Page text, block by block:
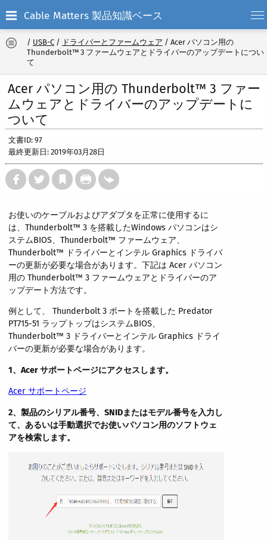
Cable Matters 製品知識ベース
/ USB-C / ドライバーとファームウェア / Acer パソコン用の
Thunderbolt™ 3 ファームウェアとドライバーのアップデートについ
て
Acer パソコン用の Thunderbolt™ 3 ファー
ムウェアとドライバーのアップデートに
ついて
文書ID: 97
最終更新日: 2019年03月28日
お使いのケーブルおよびアダプタを正常に使用するに
は、Thunderbolt™ 3 を搭載したWindows パソコンはシ
ステムBIOS、Thunderbolt™ ファームウェア、
Thunderbolt™ ドライバーとインテル Graphics ドライバ
ーの更新が必要な場合があります。下記は Acer パソコン
用の Thunderbolt™ 3 ファームウェアとドライバーのア
ップデート方法です。
例として、 Thunderbolt 3 ポートを搭載した Predator
PT715-51 ラップトップはシステムBIOS、
Thunderbolt™ 3 ドライバーとインテル Graphics ドライ
バーの更新が必要な場合があります。
1、Acerサポートページにアクセスします。
Acer サポートページ
2、 製品のシリアル番号、 SNIDまたはモデル番号を入力し
て、あるいは手動選択でお使いパソコン用のソフトウェ
アを検索します。